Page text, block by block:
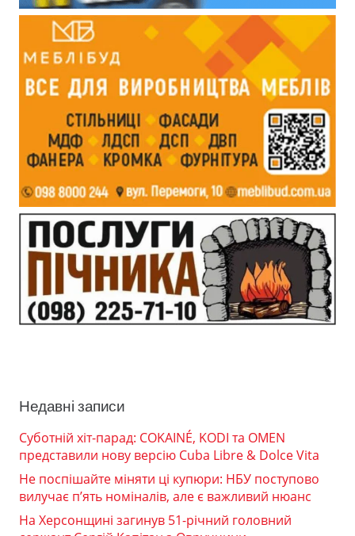
Недавні записи
Суботній хіт-парад: COKAINÉ, KODI та OMEN
представили нову версію Cuba Libre & Dolce Vita
Не поспішайте міняти ці купюри: НБУ поступово
вилучає п’ять номіналів, але є важливий нюанс
На Херсонщині загинув 51-річний головний